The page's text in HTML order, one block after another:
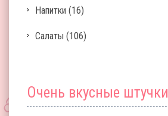
Напитки (16)
Салаты (106)
Очень вкусные штучки